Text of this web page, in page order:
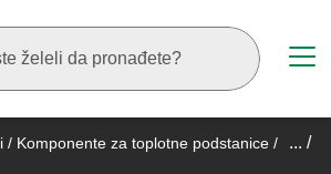
/ Komponente za toplotne podstanice / ... /